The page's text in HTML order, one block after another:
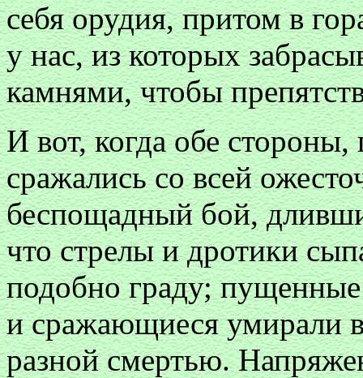
себя орудия, притом в
у нас, из которых
камнями, чтобы
И вот, когда обе
сражались со всей
беспощадный бой,
что стрелы и дротики
подобно граду; пущенные
и сражающиеся умирали
разной смертью.